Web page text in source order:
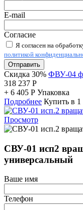
E-mail
Согласие
Я согласен на
политикой
Отправить
Скидка 30% ФВУ-04
318 237 Р
+ 6 405 Р Упаковка
Подробнее Купить в 1
Просмотр
СВУ-01 исп2
универсальный
Ваше имя
Телефон